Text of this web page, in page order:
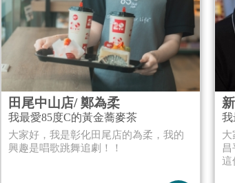
田尾中山店/ 鄭為柔
我最愛85度C的黃金蕎麥茶
大家好，我是彰化田尾店的為柔，我的
興趣是唱歌跳舞追劇！！
我
大
這